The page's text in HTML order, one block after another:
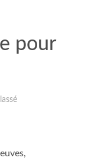
pour